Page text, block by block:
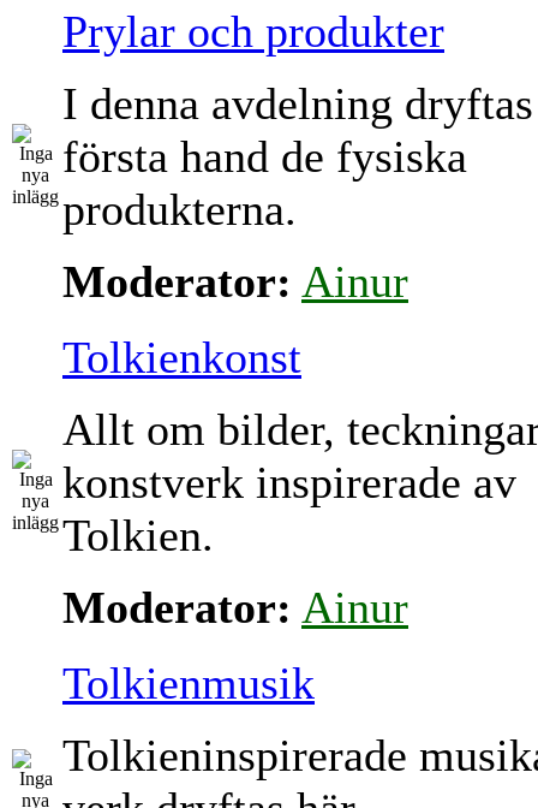
Prylar och produkter
I denna avdelning
första hand de fysiska
produkterna.
Moderator: Ainur
Tolkienkonst
Allt om bilder,
konstverk inspirerade av
Tolkien.
Moderator: Ainur
Tolkienmusik
Tolkieninspirerade